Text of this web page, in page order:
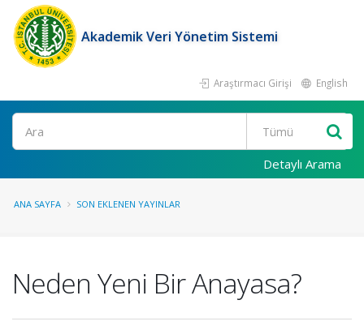
Akademik Veri Yönetim Sistemi
Araştırmacı Girişi English
Ara
Detaylı Arama
ANA SAYFA SON EKLENEN YAYINLAR
Neden Yeni Bir Anayasa?